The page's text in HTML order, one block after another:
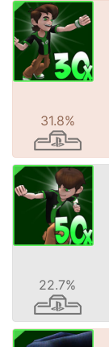
31.8%
22.7%